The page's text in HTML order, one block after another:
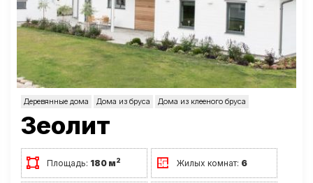
Деревянные дома Дома из бруса Дома из клееного бруса
Зеолит
Площадь: 180 м2 Жилых комнат: 6